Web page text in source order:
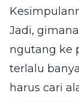
Jadi,
ngutang ke
terlalu
harus cari